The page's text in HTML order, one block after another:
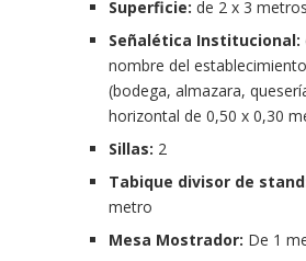
Superficie: de 2 x 3
Señalética Institucional:
nombre del
(bodega, almazara,
horizontal de 0,50 x 0,30
Sillas: 2
Tabique divisor de
metro
Mesa Mostrador: De 1